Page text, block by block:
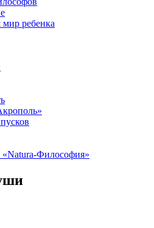
ребенка
«Natura-Философия»